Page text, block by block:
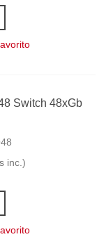
Switch 48xGb
inc.)